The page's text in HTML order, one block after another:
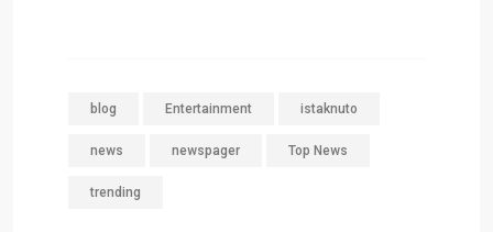
blog Entertainment istaknuto
news newspager Top News
trending